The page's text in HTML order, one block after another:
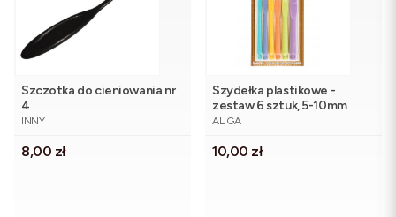
Szczotka do cieniowania nr
4
PRODUCENT
INNY
Cena
8,00 zł
Szydełka plastikowe -
zestaw 6 sztuk, 5-10mm
PRODUCENT
ALIGA
Cena
10,00 zł